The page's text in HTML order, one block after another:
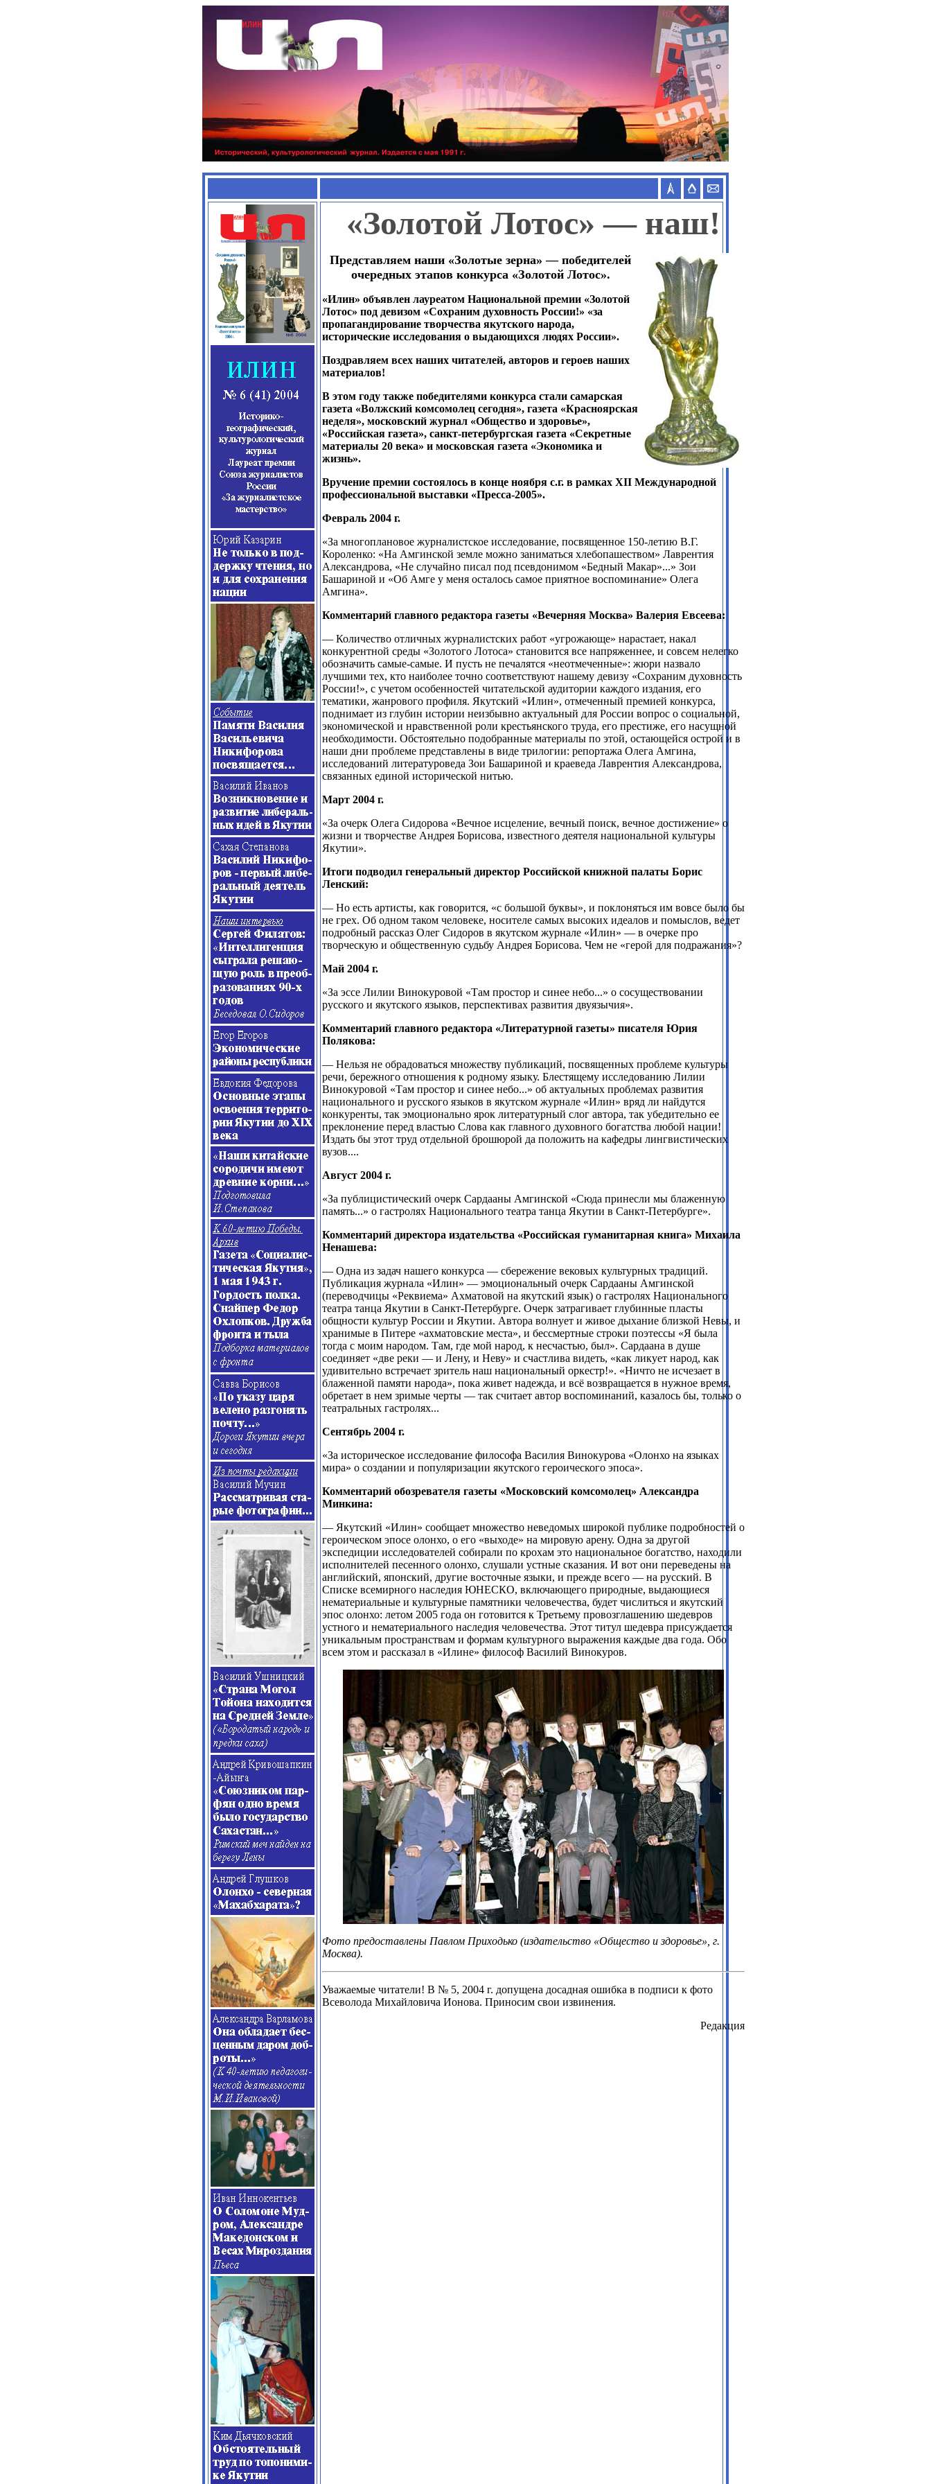
«Золотой Лотос» — наш!
Представляем наши «Золотые зерна» — победителей
очередных этапов конкурса «Золотой Лотос».
«Илин» объявлен лауреатом Национальной премии «Золотой
Лотос» под девизом «Сохраним духовность России!» «за
пропагандирование творчества якутского народа,
исторические исследования о выдающихся людях России».
Поздравляем всех наших читателей, авторов и героев наших
материалов!
В этом году также победителями конкурса стали самарская
газета «Волжский комсомолец сегодня», газета «Красноярская
неделя», московский журнал «Общество и здоровье»,
«Российская газета», санкт-петербургская газета «Секретные
материалы 20 века» и московская газета «Экономика и
жизнь».
Вручение премии состоялось в конце ноября с.г. в рамках XII Международной
профессиональной выставки «Пресса-2005».
Февраль 2004 г.
«За многоплановое журналистское исследование, посвященное 150-летию В.Г.
Короленко: «На Амгинской земле можно заниматься хлебопашеством» Лаврентия
Александрова, «Не случайно писал под псевдонимом «Бедный Макар»...» Зои
Башариной и «Об Амге у меня осталось самое приятное воспоминание» Олега
Амгина».
Комментарий главного редактора газеты «Вечерняя Москва» Валерия Евсеева:
— Количество отличных журналистских работ «угрожающе» нарастает, накал
конкурентной среды «Золотого Лотоса» становится все напряженнее, и совсем нелегко
обозначить самые-самые. И пусть не печалятся «неотмеченные»: жюри назвало
лучшими тех, кто наиболее точно соответствуют нашему девизу «Сохраним духовность
России!», с учетом особенностей читательской аудитории каждого издания, его
тематики, жанрового профиля. Якутский «Илин», отмеченный премией конкурса,
поднимает из глубин истории неизбывно актуальный для России вопрос о социальной,
экономической и нравственной роли крестьянского труда, его престиже, его насущной
необходимости. Обстоятельно подобранные материалы по этой, остающейся острой и в
наши дни проблеме представлены в виде трилогии: репортажа Олега Амгина,
исследований литературоведа Зои Башариной и краеведа Лаврентия Александрова,
связанных единой исторической нитью.
Март 2004 г.
«За очерк Олега Сидорова «Вечное исцеление, вечный поиск, вечное достижение» о
жизни и творчестве Андрея Борисова, известного деятеля национальной культуры
Якутии».
Итоги подводил генеральный директор Российской книжной палаты Борис
Ленский:
— Но есть артисты, как говорится, «с большой буквы», и поклоняться им вовсе было бы
не грех. Об одном таком человеке, носителе самых высоких идеалов и помыслов, ведет
подробный рассказ Олег Сидоров в якутском журнале «Илин» — в очерке про
творческую и общественную судьбу Андрея Борисова. Чем не «герой для подражания»?
Май 2004 г.
«За эссе Лилии Винокуровой «Там простор и синее небо...» о сосуществовании
русского и якутского языков, перспективах развития двуязычия».
Комментарий главного редактора «Литературной газеты» писателя Юрия
Полякова:
— Нельзя не обрадоваться множеству публикаций, посвященных проблеме культуры
речи, бережного отношения к родному языку. Блестящему исследованию Лилии
Винокуровой «Там простор и синее небо...» об актуальных проблемах развития
национального и русского языков в якутском журнале «Илин» вряд ли найдутся
конкуренты, так эмоционально ярок литературный слог автора, так убедительно ее
преклонение перед властью Слова как главного духовного богатства любой нации!
Издать бы этот труд отдельной брошюрой да положить на кафедры лингвистических
вузов....
Август 2004 г.
«За публицистический очерк Сардааны Амгинской «Сюда принесли мы блаженную
память...» о гастролях Национального театра танца Якутии в Санкт-Петербурге».
Комментарий директора издательства «Российская гуманитарная книга» Михаила
Ненашева:
— Одна из задач нашего конкурса — сбережение вековых культурных традиций.
Публикация журнала «Илин» — эмоциональный очерк Сардааны Амгинской
(переводчицы «Реквиема» Ахматовой на якутский язык) о гастролях Национального
театра танца Якутии в Санкт-Петербурге. Очерк затрагивает глубинные пласты
общности культур России и Якутии. Автора волнует и живое дыхание близкой Невы, и
хранимые в Питере «ахматовские места», и бессмертные строки поэтессы «Я была
тогда с моим народом. Там, где мой народ, к несчастью, был». Сардаана в душе
соединяет «две реки — и Лену, и Неву» и счастлива видеть, «как ликует народ, как
удивительно встречает зритель наш национальный оркестр!». «Ничто не исчезает в
блаженной памяти народа», пока живет надежда, и всё возвращается в нужное время,
обретает в нем зримые черты — так считает автор воспоминаний, казалось бы, только о
театральных гастролях...
Сентябрь 2004 г.
«За историческое исследование философа Василия Винокурова «Олонхо на языках
мира» о создании и популяризации якутского героического эпоса».
Комментарий обозревателя газеты «Московский комсомолец» Александра
Минкина:
— Якутский «Илин» сообщает множество неведомых широкой публике подробностей о
героическом эпосе олонхо, о его «выходе» на мировую арену. Одна за другой
экспедиции исследователей собирали по крохам это национальное богатство, находили
исполнителей песенного олонхо, слушали устные сказания. И вот они переведены на
английский, японский, другие восточные языки, и прежде всего — на русский. В
Списке всемирного наследия ЮНЕСКО, включающего природные, выдающиеся
нематериальные и культурные памятники человечества, будет числиться и якутский
эпос олонхо: летом 2005 года он готовится к Третьему провозглашению шедевров
устного и нематериального наследия человечества. Этот титул шедевра присуждается
уникальным пространствам и формам культурного выражения каждые два года. Обо
всем этом и рассказал в «Илине» философ Василий Винокуров.
Фото предоставлены Павлом Приходько (издательство «Общество и здоровье», г.
Москва).
Уважаемые читатели! В № 5, 2004 г. допущена досадная ошибка в подписи к фото
Всеволода Михайловича Ионова. Приносим свои извинения.
Редакция